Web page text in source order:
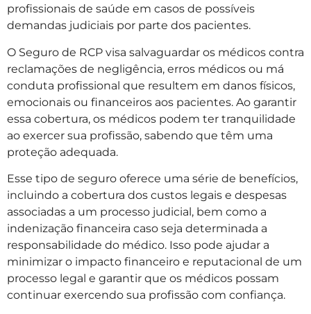
profissionais de saúde em casos de possíveis
demandas judiciais por parte dos pacientes.
O Seguro de RCP visa salvaguardar os médicos contra
reclamações de negligência, erros médicos ou má
conduta profissional que resultem em danos físicos,
emocionais ou financeiros aos pacientes. Ao garantir
essa cobertura, os médicos podem ter tranquilidade
ao exercer sua profissão, sabendo que têm uma
proteção adequada.
Esse tipo de seguro oferece uma série de benefícios,
incluindo a cobertura dos custos legais e despesas
associadas a um processo judicial, bem como a
indenização financeira caso seja determinada a
responsabilidade do médico. Isso pode ajudar a
minimizar o impacto financeiro e reputacional de um
processo legal e garantir que os médicos possam
continuar exercendo sua profissão com confiança.